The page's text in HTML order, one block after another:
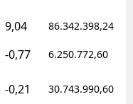
9,04 86.342.398,24
-0,77 6.250.772,60
-0,21 30.743.990,60